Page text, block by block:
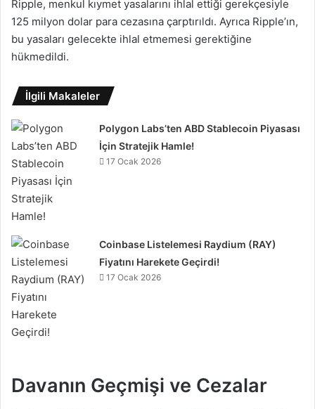
Ripple, menkul kıymet yasalarını ihlal ettiği gerekçesiyle
125 milyon dolar para cezasına çarptırıldı. Ayrıca Ripple’ın,
bu yasaları gelecekte ihlal etmemesi gerektiğine
hükmedildi.
İlgili Makaleler
Polygon Labs’ten ABD Stablecoin Piyasası
İçin Stratejik Hamle!
17 Ocak 2026
Coinbase Listelemesi Raydium (RAY)
Fiyatını Harekete Geçirdi!
17 Ocak 2026
Davanın Geçmişi ve Cezalar